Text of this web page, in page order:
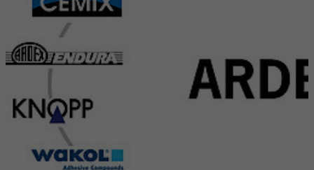
Name _GRECAPTCHA
Anbieter
Zweck